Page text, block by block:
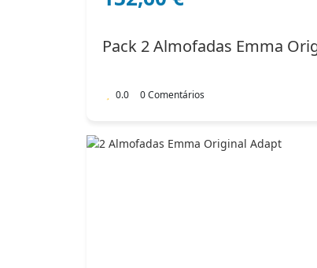
204,00 €.
132,60 €.
Pack 2 Almofadas Emma
0.0 0 Comentários